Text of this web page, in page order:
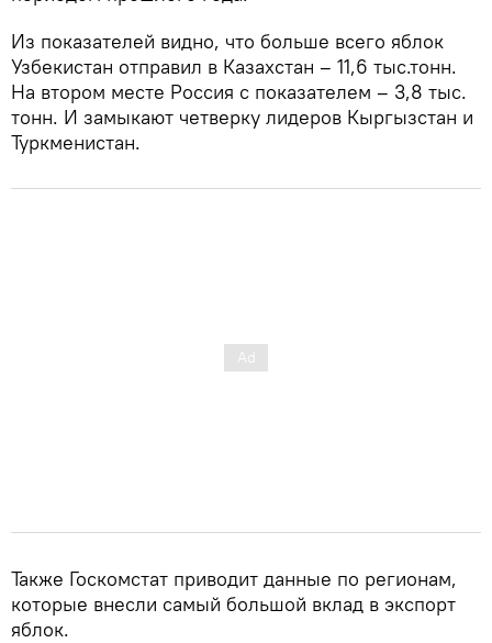
Из показателей видно, что больше всего яблок
Узбекистан отправил в Казахстан – 11,6 тыс.тонн.
На втором месте Россия с показателем – 3,8 тыс.
тонн. И замыкают четверку лидеров Кыргызстан и
Туркменистан.
Также Госкомстат приводит данные по регионам,
которые внесли самый большой вклад в экспорт
яблок.